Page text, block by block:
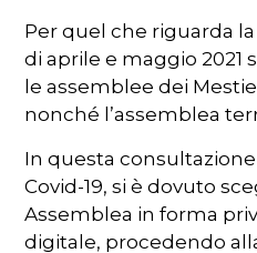
Per quel che riguarda
di aprile e maggio 2021
le assemblee dei
nonché l’assemblea
In questa
Covid-19, si è dovuto
Assemblea in forma
digitale, procedendo